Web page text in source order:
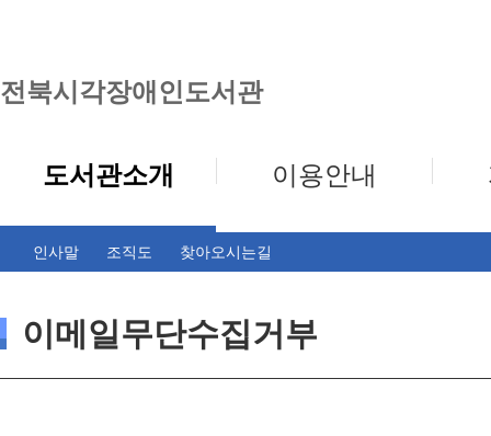
전북시각장애인도서관
도서관소개
인사말 조직도 찾아오시는길
이용안내
이메일무단수집거부